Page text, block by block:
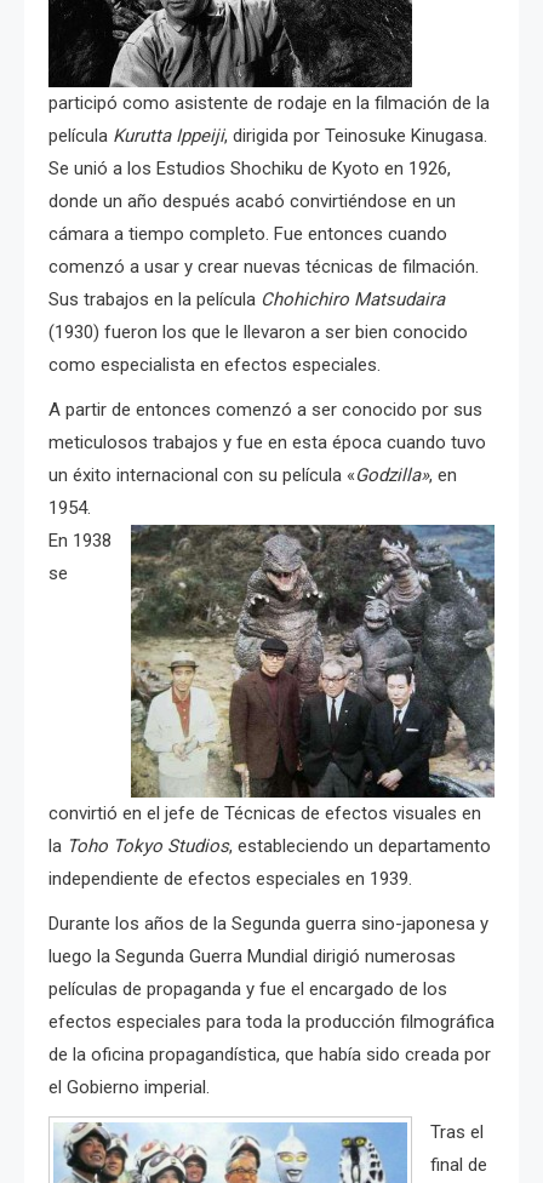
participó como asistente de rodaje en la filmación de la
película Kurutta Ippeiji, dirigida por Teinosuke Kinugasa.
Se unió a los Estudios Shochiku de Kyoto en 1926,
donde un año después acabó convirtiéndose en un
cámara a tiempo completo. Fue entonces cuando
comenzó a usar y crear nuevas técnicas de filmación.
Sus trabajos en la película Chohichiro Matsudaira
(1930) fueron los que le llevaron a ser bien conocido
como especialista en efectos especiales.
A partir de entonces comenzó a ser conocido por sus
meticulosos trabajos y fue en esta época cuando tuvo
un éxito internacional con su película «Godzilla», en
1954.
En 1938
se
convirtió en el jefe de Técnicas de efectos visuales en
la Toho Tokyo Studios, estableciendo un departamento
independiente de efectos especiales en 1939.
Durante los años de la Segunda guerra sino-japonesa y
luego la Segunda Guerra Mundial dirigió numerosas
películas de propaganda y fue el encargado de los
efectos especiales para toda la producción filmográfica
de la oficina propagandística, que había sido creada por
el Gobierno imperial.
Tras el
final de